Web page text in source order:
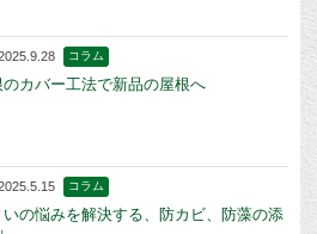
コラム
のカバー工法で新品の屋根へ
コラム
いの悩みを解決する、防カビ、防藻の添